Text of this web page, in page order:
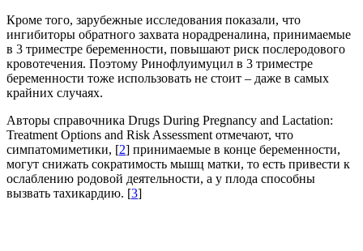
Кроме того, зарубежные исследования показали, что
ингибиторы обратного захвата норадреналина, принимаемые
в 3 триместре беременности, повышают риск послеродового
кровотечения. Поэтому Ринофлуимуцил в 3 триместре
беременности тоже использовать не стоит – даже в самых
крайних случаях.
Авторы справочника Drugs During Pregnancy and Lactation:
Treatment Options and Risk Assessment отмечают, что
симпатомиметики, [2] принимаемые в конце беременности,
могут снижать сократимость мышц матки, то есть привести к
ослаблению родовой деятельности, а у плода способны
вызвать тахикардию. [3]